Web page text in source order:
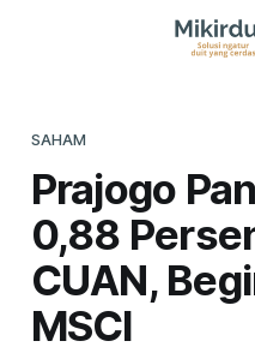
SAHAM
Prajogo
0,88
CUAN,
MSCI